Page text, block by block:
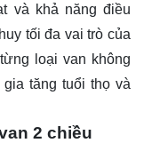
và khả năng điều
tối đa vai trò của
loại van không
tăng tuổi thọ và
2 chiều